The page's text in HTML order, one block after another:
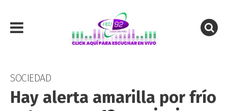
SOCIEDAD
Hay alerta amarilla por frío